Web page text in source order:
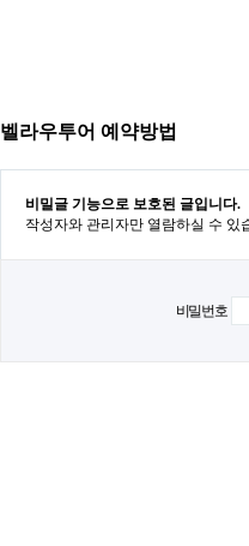
벨라우투어 예약방법
비밀글 기능으로 보호된 글입니다.
작성자와 관리자만 열람하실 수 있
비밀번호